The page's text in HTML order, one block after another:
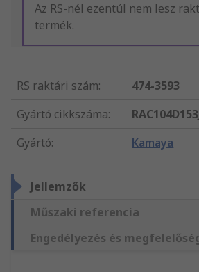
Az RS-nél ezentúl nem lesz
termék.
RS raktári szám:
474-3593
Gyártó cikkszáma:
Gyártó: Kamaya
Jellemzők
Műszaki referencia
Engedélyezés és